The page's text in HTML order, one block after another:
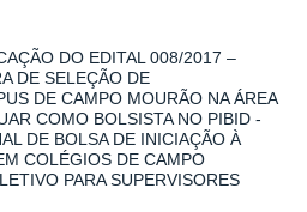
DO EDITAL 008/2017 –
DE SELEÇÃO DE
DE CAMPO MOURÃO NA ÁREA
COMO BOLSISTA NO PIBID -
DE BOLSA DE INICIAÇÃO À
COLÉGIOS DE CAMPO
PARA SUPERVISORES